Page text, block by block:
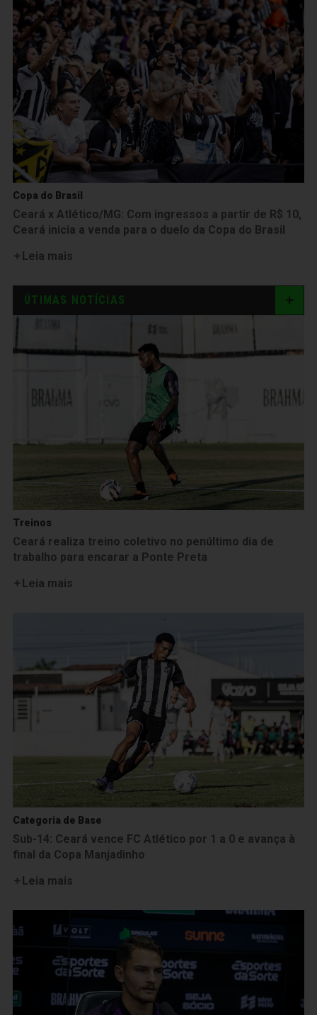
Copa do Brasil
Ceará x Atlético/MG: Com ingressos a partir de R$ 10,
Ceará inicia a venda para o duelo da Copa do Brasil
Leia mais
ÚTIMAS NOTÍCIAS
Treinos
Ceará realiza treino coletivo no penúltimo dia de
trabalho para encarar a Ponte Preta
Leia mais
Categoria de Base
Sub-14: Ceará vence FC Atlético por 1 a 0 e avança à
final da Copa Manjadinho
Leia mais